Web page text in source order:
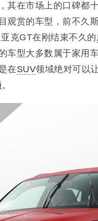
其在市场上的口碑都
观赏的车型，前不久
克GT在刚结束不久的
车型大多数属于家用
在SUV领域绝对可以